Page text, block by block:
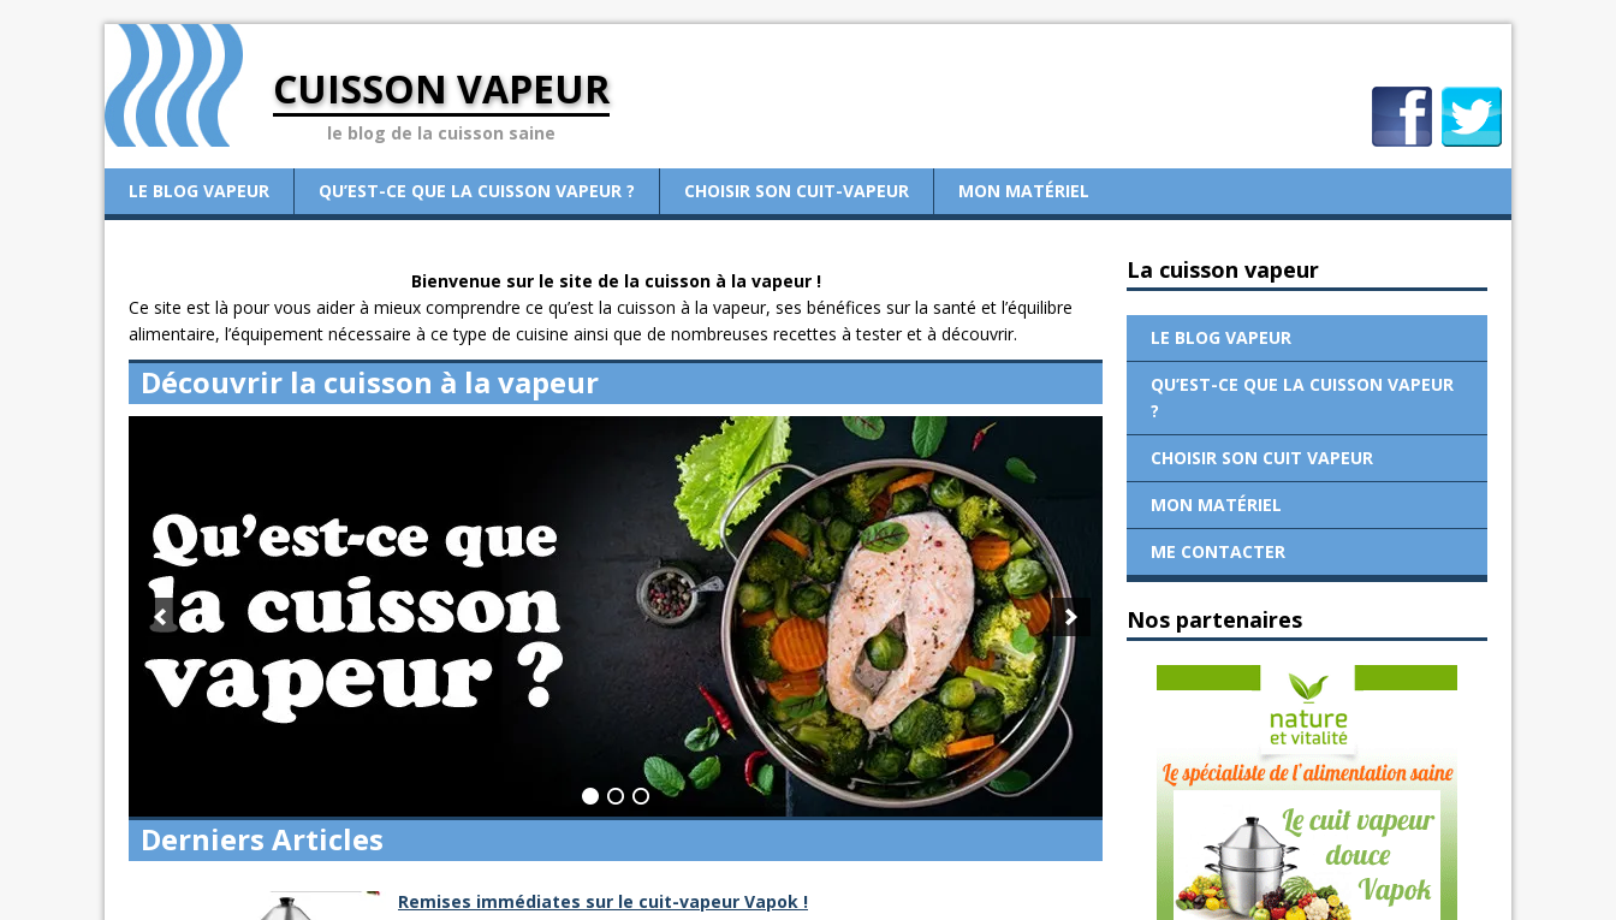
CUISSON VAPEUR
le blog de la cuisson saine
LE BLOG VAPEUR QU’EST-CE QUE LA CUISSON VAPEUR ? CHOISIR SON CUIT-VAPEUR MON MATÉRIEL
Bienvenue sur le site de la cuisson à la vapeur !
Ce site est là pour vous aider à mieux comprendre ce qu’est la cuisson à la vapeur, ses bénéfices sur la santé et l’équilibre
alimentaire, l’équipement nécessaire à ce type de cuisine ainsi que de nombreuses recettes à tester et à découvrir.
Découvrir la cuisson à la vapeur
Derniers Articles
Remises immédiates sur le cuit-vapeur Vapok !
La cuisson vapeur
LE BLOG VAPEUR
QU’EST-CE QUE LA CUISSON VAPEUR
?
CHOISIR SON CUIT VAPEUR
MON MATÉRIEL
ME CONTACTER
Nos partenaires